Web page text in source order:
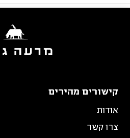
קישורים מהירים
אודות
צרו קשר